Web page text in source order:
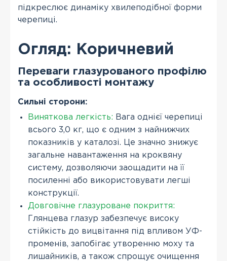
підкреслює динаміку хвилеподібної форми
черепиці.
Огляд: Коричневий
Переваги глазурованого профілю
та особливості монтажу
Сильні сторони:
Виняткова легкість: Вага однієї черепиці
всього 3,0 кг, що є одним з найнижчих
показників у каталозі. Це значно знижує
загальне навантаження на кроквяну
систему, дозволяючи заощадити на її
посиленні або використовувати легші
конструкції.
Довговічне глазуроване покриття:
Глянцева глазур забезпечує високу
стійкість до вицвітання під впливом УФ-
променів, запобігає утворенню моху та
лишайників, а також спрощує очищення